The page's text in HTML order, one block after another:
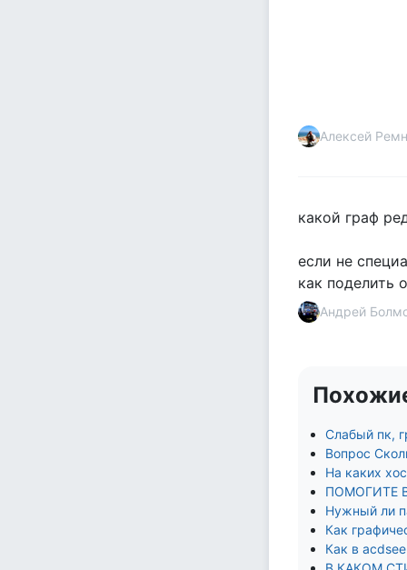
Алексей
какой граф
если не
как поделить
Андрей
Слабый пк,
Вопрос
На каких
ПОМОГИТЕ
Нужный ли
Как
Как в